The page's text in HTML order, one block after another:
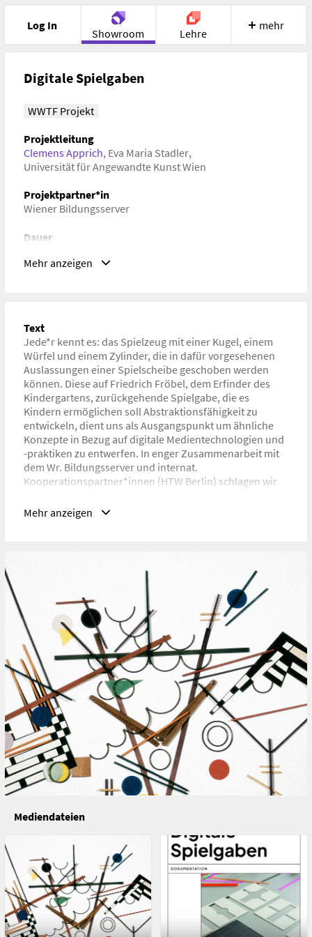
Log In
Showroom Lehre
Portfolio Image
mehr
Digitale Spielgaben
WWTF Projekt
Projektleitung
Clemens Apprich, Eva Maria Stadler,
Universität für Angewandte Kunst Wien
Projektpartner*in
Wiener Bildungsserver
Dauer
URL
https://www.wwtf.at/funding/
Mehr anzeigen
Text
Jede*r kennt es: das Spielzeug mit einer Kugel, einem
Würfel und einem Zylinder, die in dafür vorgesehenen
Auslassungen einer Spielscheibe geschoben werden
können. Diese auf Friedrich Fröbel, dem Erfinder des
Kindergartens, zurückgehende Spielgabe, die es
Kindern ermöglichen soll Abstraktionsfähigkeit zu
entwickeln, dient uns als Ausgangspunkt um ähnliche
Konzepte in Bezug auf digitale Medientechnologien und
-praktiken zu entwerfen. In enger Zusammenarbeit mit
dem Wr. Bildungsserver und internat.
Kooperationspartner*innen (HTW Berlin) schlagen wir
Bildungsinhalte“ (Wiener Manifest für Digitalen
Humanismus 2019) vor und wollen diese mit Hilfe einer
„Alphabetisierung am informatischen Spielmaterial“
(Pias 2004) verstanden werden. Mit ihnen sollen Kinder,
insbesondere im Elementar- und Primarbereich, lernen,
was Digitalität ist, indem Wissen über technolog.
Prozesse selbst in das Spiel aufgenommen wird. Dabei
wird die gängige Annahme, dass Computerwissen nur
mit Hilfe elektronischer Geräte – und ihrer
aufmerksamkeitsfressenden Bildschirme – generiert
bzw. gelernt werden kann, hinterfragt. Wir stellen uns als
Forschungs- und Bildungseinrichtung, die nicht zuletzt
im Bereich der Kunstpädagogik eine zentrale Rolle in
Österreich spielt, der zukunftsweisenden Frage: wie
lässt sich Digitalität im frühen Kindesalter lernen ohne
dabei die Bildschirmzeit zu erhöhen?
Förderung
Mehr anzeigen
Mediendateien